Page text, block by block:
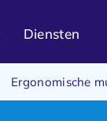
Diensten
Ergonomische